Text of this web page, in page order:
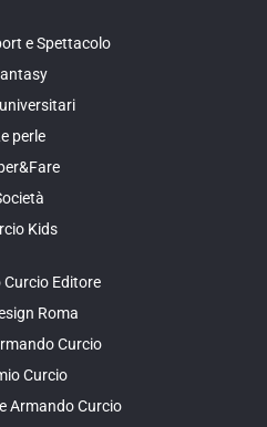
e Spettacolo
perle
Kids
Editore
Roma
Curcio
Curcio
Armando Curcio